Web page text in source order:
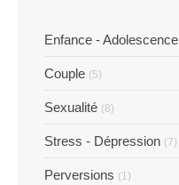
Enfance - Adolescence
Couple (5)
Sexualité (8)
Stress - Dépression (7)
Perversions (1)